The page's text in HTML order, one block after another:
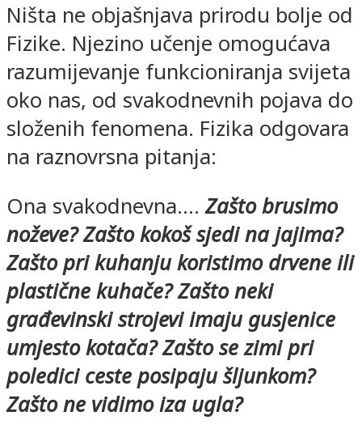
Ništa ne objašnjava prirodu bolje od
Fizike. Njezino učenje omogućava
razumijevanje funkcioniranja svijeta
oko nas, od svakodnevnih pojava do
složenih fenomena. Fizika odgovara
na raznovrsna pitanja:
Ona svakodnevna…. Zašto brusimo
noževe? Zašto kokoš sjedi na jajima?
Zašto pri kuhanju koristimo drvene ili
plastične kuhače? Zašto neki
građevinski strojevi imaju gusjenice
umjesto kotača? Zašto se zimi pri
poledici ceste posipaju šljunkom?
Zašto ne vidimo iza ugla?